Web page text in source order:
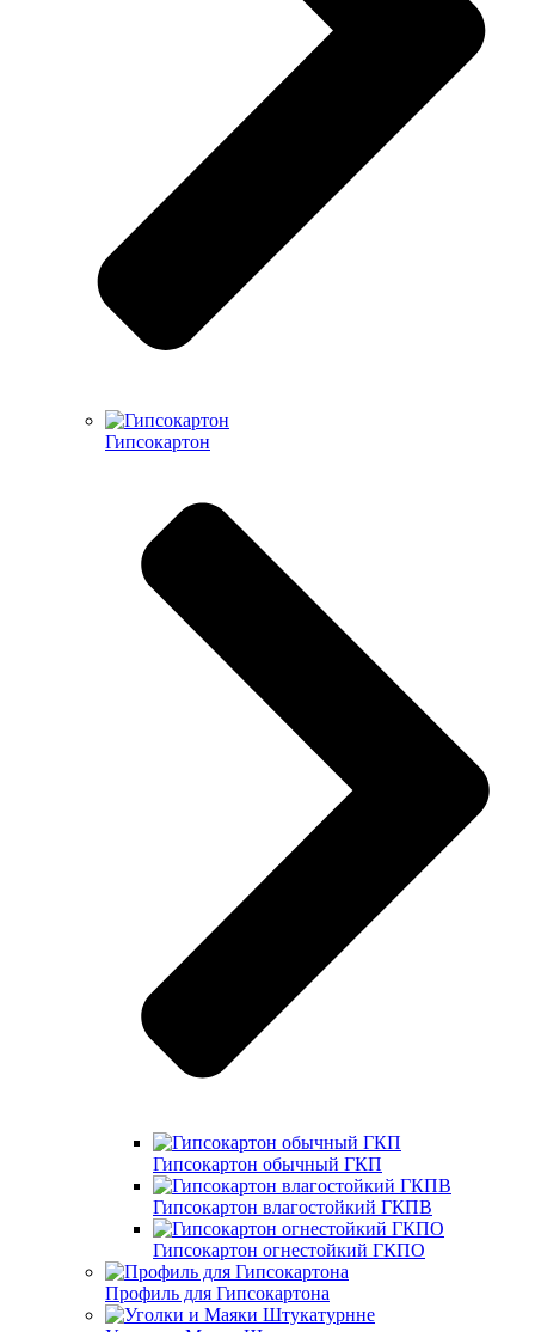
Гипсокартон
Гипсокартон обычный ГКП
Гипсокартон влагостойкий ГКПВ
Гипсокартон огнестойкий ГКПО
Профиль для Гипсокартона